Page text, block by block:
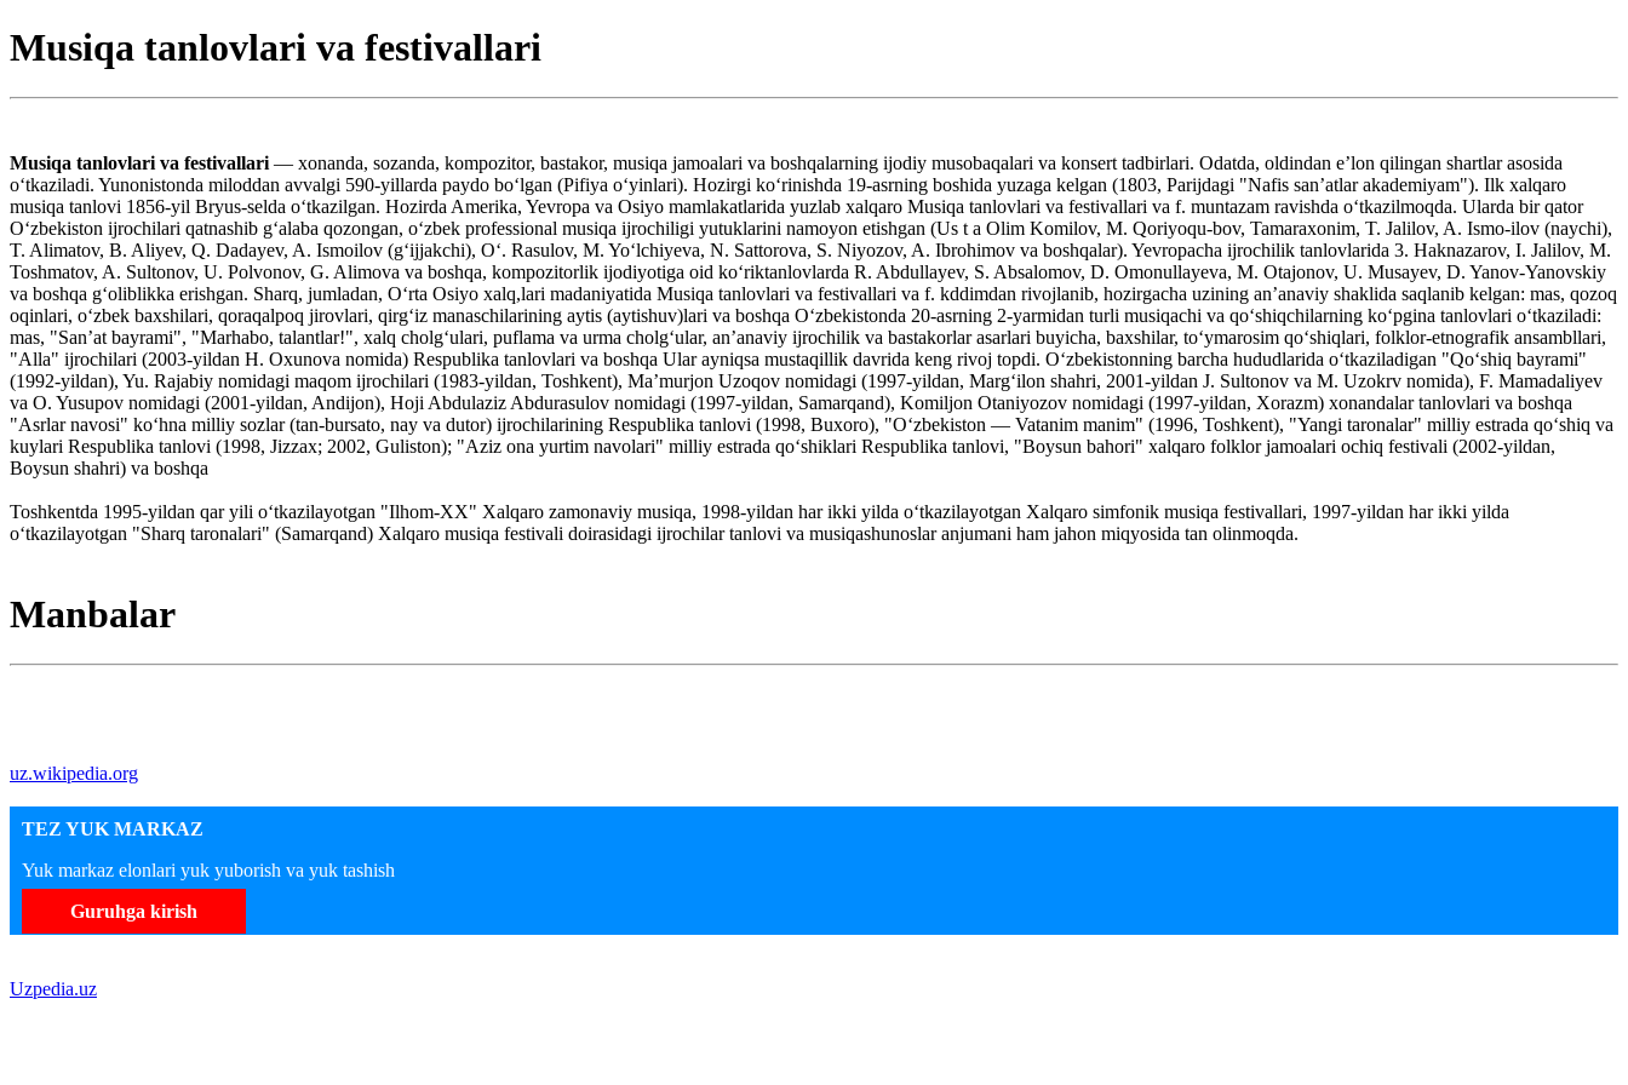
Musiqa tanlovlari va festivallari
Musiqa tanlovlari va festivallari — xonanda, sozanda, kompozitor, bastakor, musiqa jamoalari va boshqalarning ijodiy musobaqalari va konsert tadbirlari. Odatda, oldindan eʼlon qilingan shartlar asosida
oʻtkaziladi. Yunonistonda miloddan avvalgi 590-yillarda paydo boʻlgan (Pifiya oʻyinlari). Hozirgi koʻrinishda 19-asrning boshida yuzaga kelgan (1803, Parijdagi "Nafis sanʼatlar akademiyam"). Ilk xalqaro
musiqa tanlovi 1856-yil Bryus-selda oʻtkazilgan. Hozirda Amerika, Yevropa va Osiyo mamlakatlarida yuzlab xalqaro Musiqa tanlovlari va festivallari va f. muntazam ravishda oʻtkazilmoqda. Ularda bir qator
Oʻzbekiston ijrochilari qatnashib gʻalaba qozongan, oʻzbek professional musiqa ijrochiligi yutuklarini namoyon etishgan (Us t a Olim Komilov, M. Qoriyoqu-bov, Tamaraxonim, T. Jalilov, A. Ismo-ilov (naychi),
T. Alimatov, B. Aliyev, Q. Dadayev, A. Ismoilov (gʻijjakchi), Oʻ. Rasulov, M. Yoʻlchiyeva, N. Sattorova, S. Niyozov, A. Ibrohimov va boshqalar). Yevropacha ijrochilik tanlovlarida 3. Haknazarov, I. Jalilov, M.
Toshmatov, A. Sultonov, U. Polvonov, G. Alimova va boshqa, kompozitorlik ijodiyotiga oid koʻriktanlovlarda R. Abdullayev, S. Absalomov, D. Omonullayeva, M. Otajonov, U. Musayev, D. Yanov-Yanovskiy
va boshqa gʻoliblikka erishgan. Sharq, jumladan, Oʻrta Osiyo xalq,lari madaniyatida Musiqa tanlovlari va festivallari va f. kddimdan rivojlanib, hozirgacha uzining anʼanaviy shaklida saqlanib kelgan: mas, qozoq
oqinlari, oʻzbek baxshilari, qoraqalpoq jirovlari, qirgʻiz manaschilarining aytis (aytishuv)lari va boshqa Oʻzbekistonda 20-asrning 2-yarmidan turli musiqachi va qoʻshiqchilarning koʻpgina tanlovlari oʻtkaziladi:
mas, "Sanʼat bayrami", "Marhabo, talantlar!", xalq cholgʻulari, puflama va urma cholgʻular, anʼanaviy ijrochilik va bastakorlar asarlari buyicha, baxshilar, toʻymarosim qoʻshiqlari, folklor-etnografik ansambllari,
"Alla" ijrochilari (2003-yildan H. Oxunova nomida) Respublika tanlovlari va boshqa Ular ayniqsa mustaqillik davrida keng rivoj topdi. Oʻzbekistonning barcha hududlarida oʻtkaziladigan "Qoʻshiq bayrami"
(1992-yildan), Yu. Rajabiy nomidagi maqom ijrochilari (1983-yildan, Toshkent), Maʼmurjon Uzoqov nomidagi (1997-yildan, Margʻilon shahri, 2001-yildan J. Sultonov va M. Uzokrv nomida), F. Mamadaliyev
va O. Yusupov nomidagi (2001-yildan, Andijon), Hoji Abdulaziz Abdurasulov nomidagi (1997-yildan, Samarqand), Komiljon Otaniyozov nomidagi (1997-yildan, Xorazm) xonandalar tanlovlari va boshqa
"Asrlar navosi" koʻhna milliy sozlar (tan-bursato, nay va dutor) ijrochilarining Respublika tanlovi (1998, Buxoro), "Oʻzbekiston — Vatanim manim" (1996, Toshkent), "Yangi taronalar" milliy estrada qoʻshiq va
kuylari Respublika tanlovi (1998, Jizzax; 2002, Guliston); "Aziz ona yurtim navolari" milliy estrada qoʻshiklari Respublika tanlovi, "Boysun bahori" xalqaro folklor jamoalari ochiq festivali (2002-yildan,
Boysun shahri) va boshqa
Toshkentda 1995-yildan qar yili oʻtkazilayotgan "Ilhom-XX" Xalqaro zamonaviy musiqa, 1998-yildan har ikki yilda oʻtkazilayotgan Xalqaro simfonik musiqa festivallari, 1997-yildan har ikki yilda
oʻtkazilayotgan "Sharq taronalari" (Samarqand) Xalqaro musiqa festivali doirasidagi ijrochilar tanlovi va musiqashunoslar anjumani ham jahon miqyosida tan olinmoqda.
Manbalar
uz.wikipedia.org
TEZ YUK MARKAZ
Yuk markaz elonlari yuk yuborish va yuk tashish
Guruhga kirish
Uzpedia.uz